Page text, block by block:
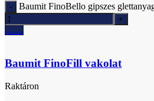
Baumit FinoBello gipszes
Ajánlatkérés
Baumit FinoFill vakolat
Raktáron